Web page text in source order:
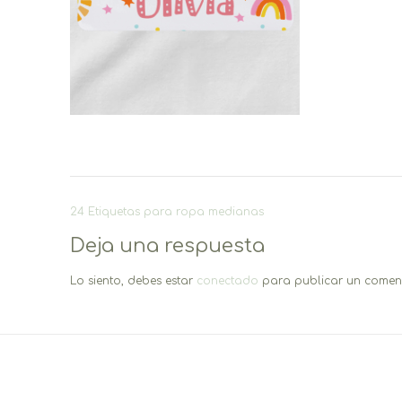
Navegación
entradas
24 Etiquetas para ropa medianas
Deja una respuesta
Lo siento, debes estar conectado para publicar un